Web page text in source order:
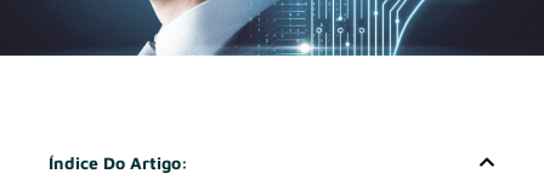
Índice Do Artigo: